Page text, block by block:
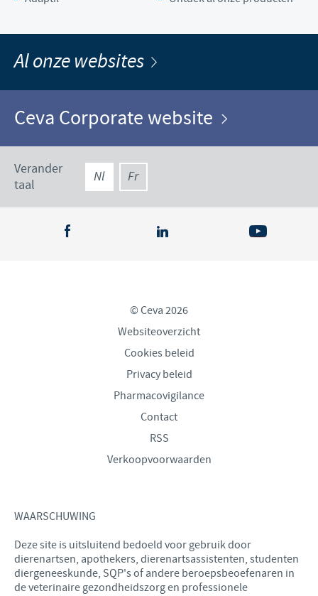
Al onze websites
Ceva Corporate website
Verander
taal
Nl Fr
© Ceva 2026
Websiteoverzicht
Cookies beleid
Privacy beleid
Pharmacovigilance
Contact
RSS
Verkoopvoorwaarden
WAARSCHUWING
Deze site is uitsluitend bedoeld voor gebruik door
dierenartsen, apothekers, dierenartsassistenten, studenten
diergeneeskunde, SQP's of andere beroepsbeoefenaren in
de veterinaire gezondheidszorg en professionele